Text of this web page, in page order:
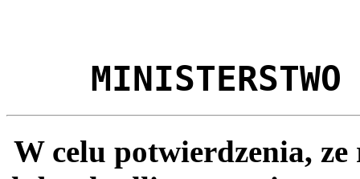
MINISTERSTWO
W celu potwierdzenia,